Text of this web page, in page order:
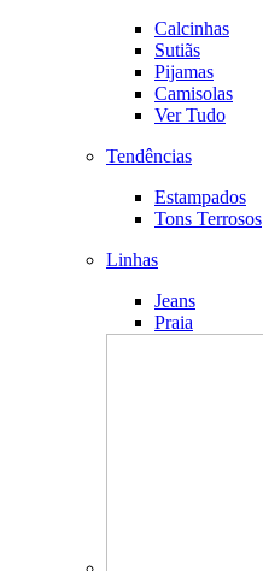
Calcinhas
Sutiãs
Pijamas
Camisolas
Ver Tudo
Tendências
Estampados
Tons Terrosos
Linhas
Jeans
Praia